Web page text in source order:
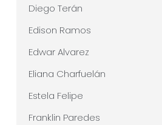
Diego Terán
Edison Ramos
Edwar Alvarez
Eliana Charfuelán
Estela Felipe
Franklin Paredes